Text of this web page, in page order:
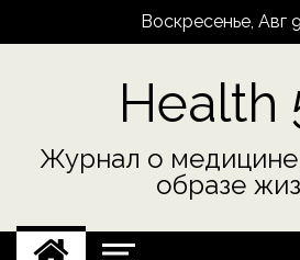
Воскресенье, Авг
Health
Журнал о
образе